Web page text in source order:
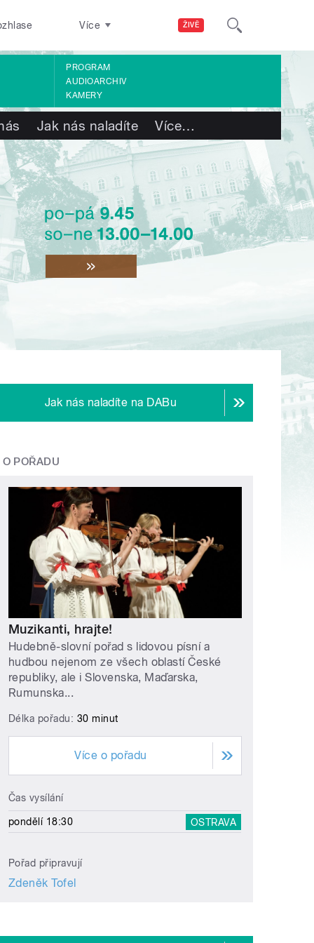
ŽIVĚ
Více
PROGRAM
AUDIOARCHIV
KAMERY
Jak nás naladíte Více…
Jak nás naladíte na DABu
O POŘADU
Muzikanti, hrajte!
Hudebně-slovní pořad s lidovou písní a
hudbou nejenom ze všech oblastí České
republiky, ale i Slovenska, Maďarska,
Rumunska...
Délka pořadu: 30 minut
Více o pořadu
Čas vysílání
pondělí 18:30 OSTRAVA
Pořad připravují
Zdeněk Tofel